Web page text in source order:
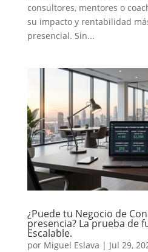
consultores, mentores o
su impacto y rentabilidad
presencial. Sin...
¿Puede tu Negocio de
presencia? La prueba de
Escalable.
por Miguel Eslava | Jul 29,